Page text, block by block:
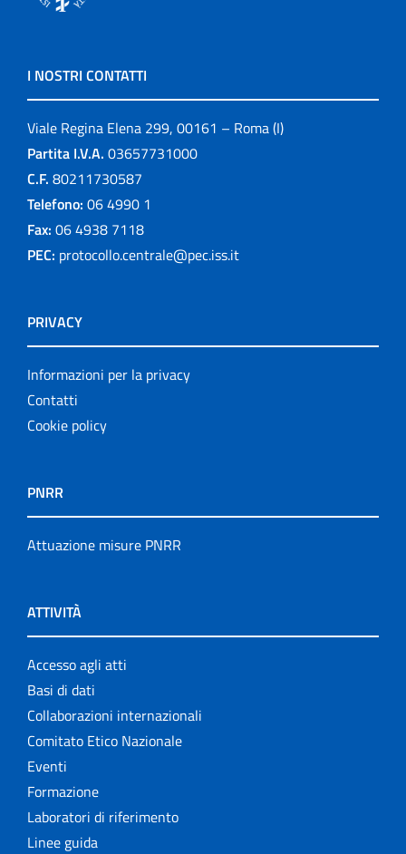
I NOSTRI CONTATTI
Viale Regina Elena 299, 00161 – Roma (I)
Partita I.V.A. 03657731000
C.F. 80211730587
Telefono: 06 4990 1
Fax: 06 4938 7118
PEC: protocollo.centrale@pec.iss.it
PRIVACY
Informazioni per la privacy
Contatti
Cookie policy
PNRR
Attuazione misure PNRR
ATTIVITÀ
Accesso agli atti
Basi di dati
Collaborazioni internazionali
Comitato Etico Nazionale
Eventi
Formazione
Laboratori di riferimento
Linee guida